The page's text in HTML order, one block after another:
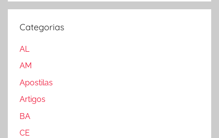
Categorias
AL
AM
Apostilas
Artigos
BA
CE